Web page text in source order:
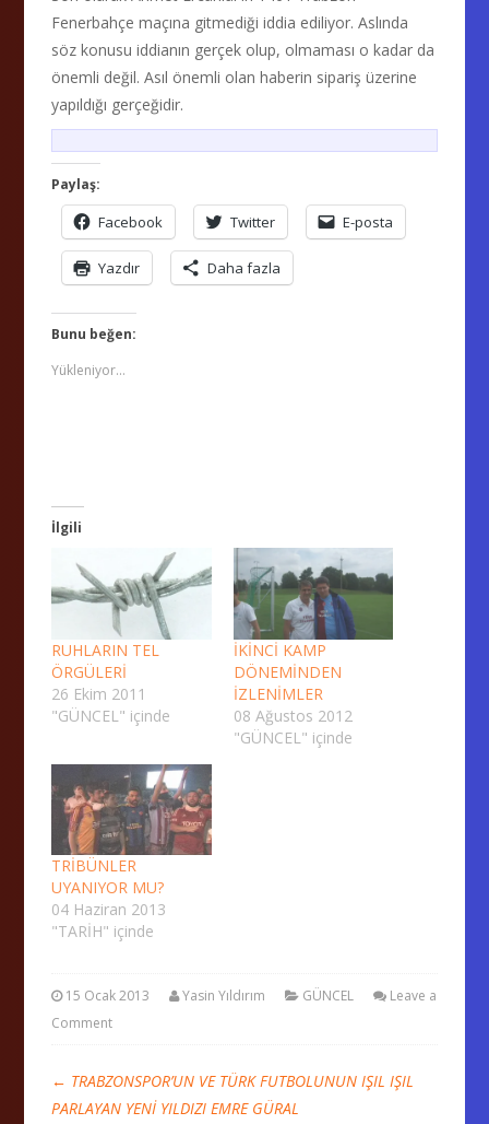
Fenerbahçe maçına gitmediği iddia ediliyor. Aslında
söz konusu iddianın gerçek olup, olmaması o kadar da
önemli değil. Asıl önemli olan haberin sipariş üzerine
yapıldığı gerçeğidir.
Paylaş:
Facebook Twitter E-posta
Yazdır Daha fazla
Bunu beğen:
Yükleniyor...
İlgili
RUHLARIN TEL
ÖRGÜLERİ
26 Ekim 2011
"GÜNCEL" içinde
İKİNCİ KAMP
DÖNEMİNDEN
İZLENİMLER
08 Ağustos 2012
"GÜNCEL" içinde
TRİBÜNLER
UYANIYOR MU?
04 Haziran 2013
"TARİH" içinde
15 Ocak 2013 Yasin Yıldırım GÜNCEL
Leave a
Comment
← TRABZONSPOR’UN VE TÜRK FUTBOLUNUN IŞIL IŞIL
PARLAYAN YENİ YILDIZI EMRE GÜRAL